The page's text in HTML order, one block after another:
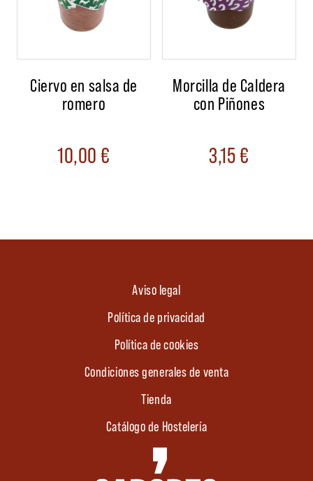
Ciervo en salsa de
romero
10,00€
Morcilla de Caldera
con Piñones
3,15€
Aviso legal
Política de privacidad
Política de cookies
Condiciones generales de venta
Tienda
Catálogo de Hostelería